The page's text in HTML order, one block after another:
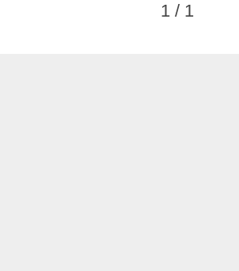
1 / 1